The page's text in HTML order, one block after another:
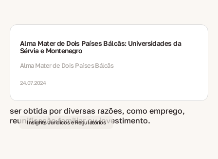
Alma Mater de Dois Países Bálcãs: Universidades da
Sérvia e Montenegro
Alma Mater de Dois Países Bálcãs
24.07.2024
Insights Jurídicos e Regulatórios